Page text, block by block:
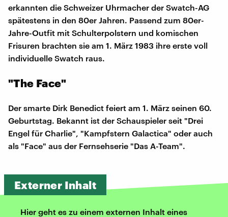
erkannten die Schweizer Uhrmacher der Swatch-AG
spätestens in den 80er Jahren. Passend zum 80er-
Jahre-Outfit mit Schulterpolstern und komischen
Frisuren brachten sie am 1. März 1983 ihre erste voll
individuelle Swatch raus.
"The Face"
Der smarte Dirk Benedict feiert am 1. März seinen 60.
Geburtstag. Bekannt ist der Schauspieler seit "Drei
Engel für Charlie", "Kampfstern Galactica" oder auch
als "Face" aus der Fernsehserie "Das A-Team".
Externer Inhalt
Hier geht es zu einem externen Inhalt eines